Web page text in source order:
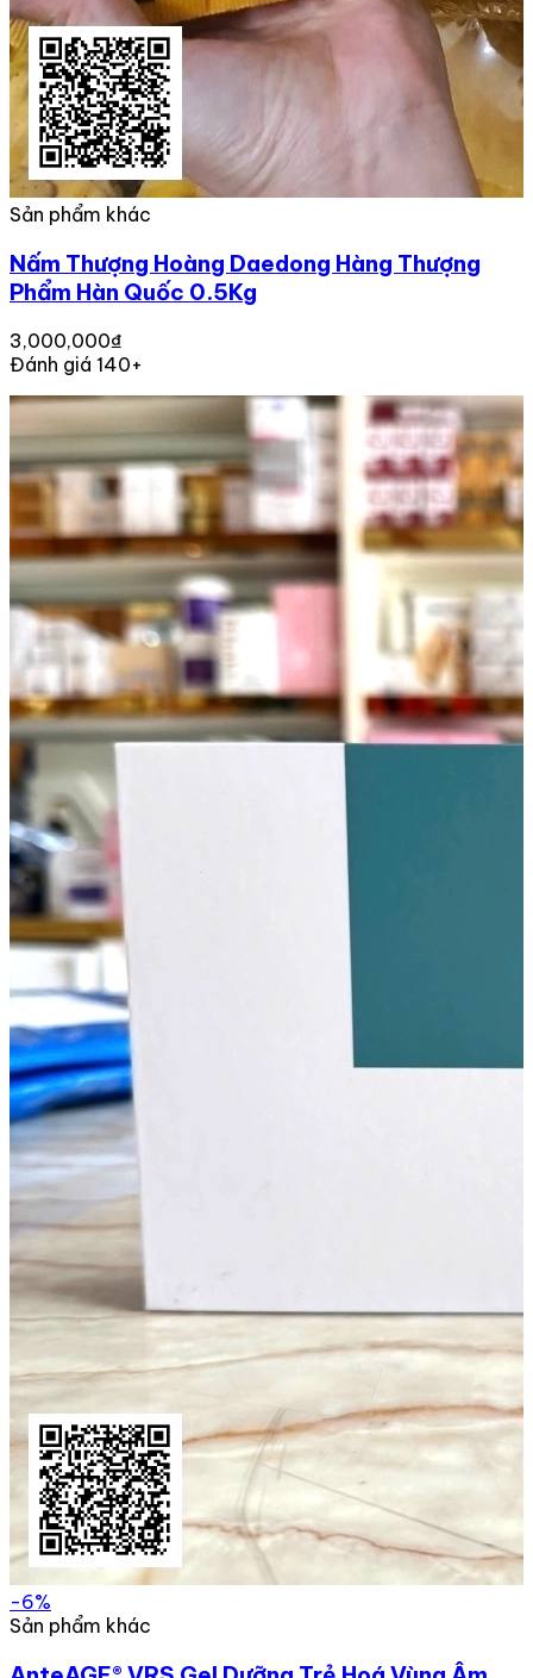
Sản phẩm khác
Nấm Thượng Hoàng Daedong Hàng Thượng
Phẩm Hàn Quốc 0.5Kg
3,000,000₫
Đánh giá 140+
-6%
Sản phẩm khác